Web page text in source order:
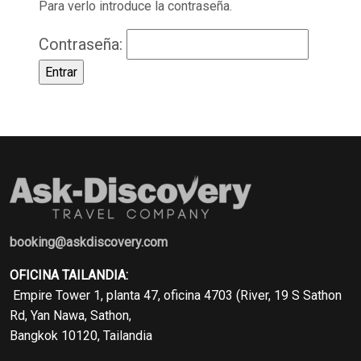
Para verlo introduce la contraseña.
Contraseña:
booking@askdiscovery.com
OFICINA TAILANDIA:
Empire Tower 1, planta 47, oficina 4703 (River, 19 S Sathon
Rd, Yan Nawa, Sathon,
Bangkok 10120, Tailandia